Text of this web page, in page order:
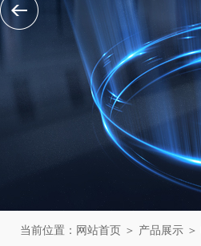
当前位置： 网站首页 ＞ 产品展示 ＞